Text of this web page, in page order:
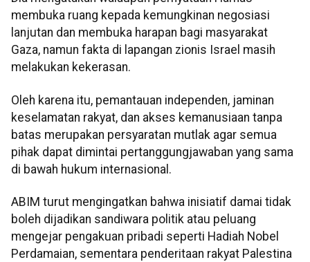
membuka ruang kepada kemungkinan negosiasi
lanjutan dan membuka harapan bagi masyarakat
Gaza, namun fakta di lapangan zionis Israel masih
melakukan kekerasan.
Oleh karena itu, pemantauan independen, jaminan
keselamatan rakyat, dan akses kemanusiaan tanpa
batas merupakan persyaratan mutlak agar semua
pihak dapat dimintai pertanggungjawaban yang sama
di bawah hukum internasional.
ABIM turut mengingatkan bahwa inisiatif damai tidak
boleh dijadikan sandiwara politik atau peluang
mengejar pengakuan pribadi seperti Hadiah Nobel
Perdamaian, sementara penderitaan rakyat Palestina